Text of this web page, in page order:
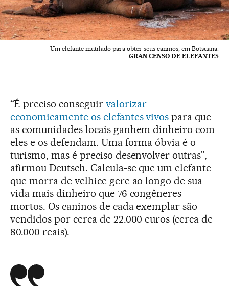
Um elefante mutilado para obter seus caninos, em Botsuana.
GRAN CENSO DE ELEFANTES
“É preciso conseguir valorizar
economicamente os elefantes vivos para que
as comunidades locais ganhem dinheiro com
eles e os defendam. Uma forma óbvia é o
turismo, mas é preciso desenvolver outras”,
afirmou Deutsch. Calcula-se que um elefante
que morra de velhice gere ao longo de sua
vida mais dinheiro que 76 congêneres
mortos. Os caninos de cada exemplar são
vendidos por cerca de 22.000 euros (cerca de
80.000 reais).